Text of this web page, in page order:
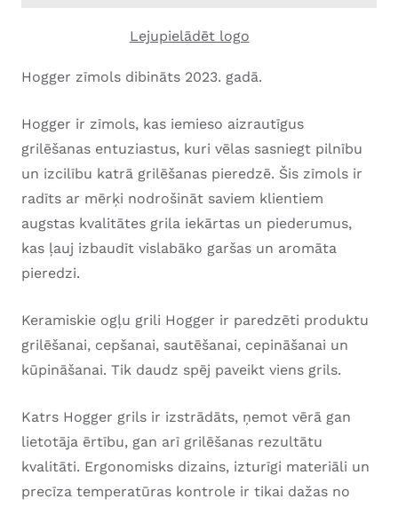
Lejupielādēt logo
Hogger zīmols dibināts 2023. gadā.
Hogger ir zīmols, kas iemieso aizrautīgus
grilēšanas entuziastus, kuri vēlas sasniegt pilnību
un izcilību katrā grilēšanas pieredzē. Šis zīmols ir
radīts ar mērķi nodrošināt saviem klientiem
augstas kvalitātes grila iekārtas un piederumus,
kas ļauj izbaudīt vislabāko garšas un aromāta
pieredzi.
Keramiskie ogļu grili Hogger ir paredzēti produktu
grilēšanai, cepšanai, sautēšanai, cepināšanai un
kūpināšanai. Tik daudz spēj paveikt viens grils.
Katrs Hogger grils ir izstrādāts, ņemot vērā gan
lietotāja ērtību, gan arī grilēšanas rezultātu
kvalitāti. Ergonomisks dizains, izturīgi materiāli un
precīza temperatūras kontrole ir tikai dažas no